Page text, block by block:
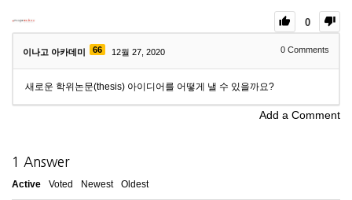
0
이나고 아카데미 66 12월 27, 2020 0 Comments
새로운 학위논문(thesis) 아이디어를 어떻게 낼 수 있을까요?
Add a Comment
1 Answer
Active Voted Newest Oldest